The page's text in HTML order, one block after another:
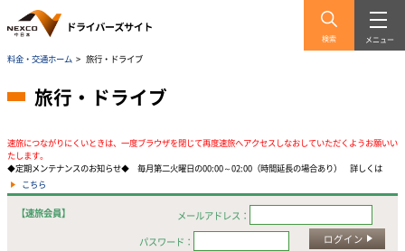
検索 メニュー
料金・交通ホーム > 旅行・ドライブ
旅行・ドライブ
速旅につながりにくいときは、一度ブラウザを閉じて再度速旅へアクセスしなおしていただくようお願いい
たします。
◆定期メンテナンスのお知らせ◆ 毎月第二火曜日の00:00～02:00（時間延長の場合あり） 詳しくは
こちら
【速旅会員】
メールアドレス：
パスワード：
ログイン